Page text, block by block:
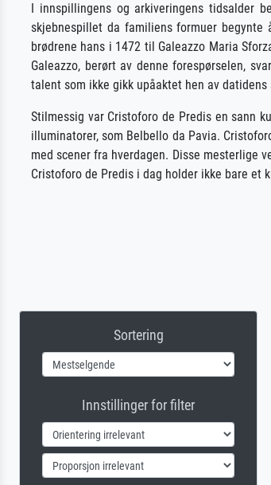
I innspillingens og arkiveringens tidsalder
skjebnespillet da familiens formuer
brødrene hans i 1472 til Galeazzo Maria
Galeazzo, berørt av denne forespørselen,
talent som ikke gikk upåaktet hen av
Stilmessig var Cristoforo de Predis en sann
illuminatorer, som Belbello da Pavia.
med scener fra hverdagen. Disse mesterlige
Cristoforo de Predis i dag holder ikke bare et
Sortering
Innstillinger for filter